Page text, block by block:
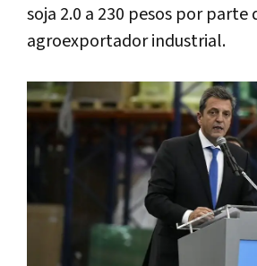
soja 2.0 a 230 pesos por parte
agroexportador industrial.